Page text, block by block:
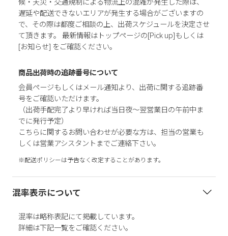
遅延や配送できないエリアが発生する場合がございますの
で、その際は都度ご相談の上、出荷スケジュールを決定させ
て頂きます。 最新情報はトップページの[Pick up]もしくは
[お知らせ] をご確認ください。
商品出荷時の追跡番号について
会員ページもしくはメール通知より、出荷に関する追跡番
号をご確認いただけます。
（出荷手配完了より早ければ当日夜～翌営業日の午前中ま
でに発行予定）
こちらに関するお問い合わせが必要な方は、担当の営業も
しくは営業アシスタントまでご連絡下さい。
※配送ポリシーは予告なく改定することがあります。
混率表示について
混率は略称表記にて掲載しています。
詳細は下記一覧をご確認ください。